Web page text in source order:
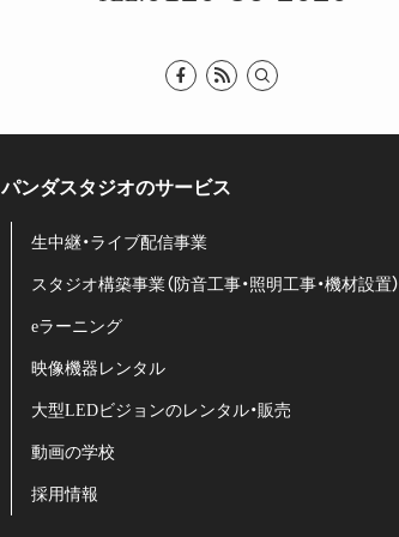
パンダスタジオのサービス
生中継・ライブ配信事業
スタジオ構築事業（防音工事・照明工事・機材設置）
eラーニング
映像機器レンタル
大型LEDビジョンのレンタル・販売
動画の学校
採用情報